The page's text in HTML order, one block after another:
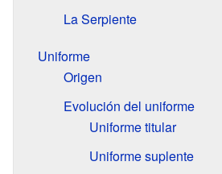
La Serpiente
Uniforme
Origen
Evolución del uniforme
Uniforme titular
Uniforme suplente